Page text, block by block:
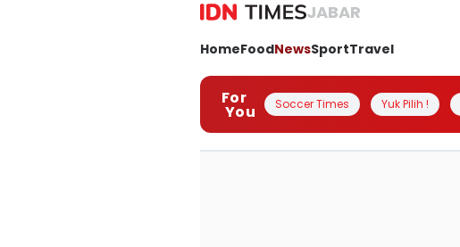
JABAR
HomeFoodNewsSportTravel
For
You Soccer Times Yuk Pilih !